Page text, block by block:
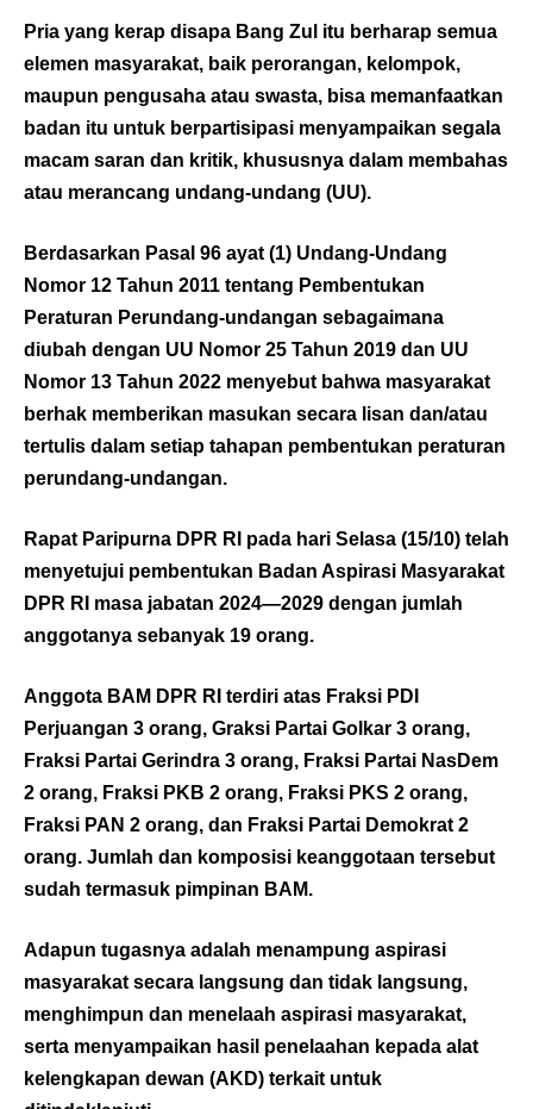
Pria yang kerap disapa Bang Zul itu berharap semua
elemen masyarakat, baik perorangan, kelompok,
maupun pengusaha atau swasta, bisa memanfaatkan
badan itu untuk berpartisipasi menyampaikan segala
macam saran dan kritik, khususnya dalam membahas
atau merancang undang-undang (UU).
Berdasarkan Pasal 96 ayat (1) Undang-Undang
Nomor 12 Tahun 2011 tentang Pembentukan
Peraturan Perundang-undangan sebagaimana
diubah dengan UU Nomor 25 Tahun 2019 dan UU
Nomor 13 Tahun 2022 menyebut bahwa masyarakat
berhak memberikan masukan secara lisan dan/atau
tertulis dalam setiap tahapan pembentukan peraturan
perundang-undangan.
Rapat Paripurna DPR RI pada hari Selasa (15/10) telah
menyetujui pembentukan Badan Aspirasi Masyarakat
DPR RI masa jabatan 2024—2029 dengan jumlah
anggotanya sebanyak 19 orang.
Anggota BAM DPR RI terdiri atas Fraksi PDI
Perjuangan 3 orang, Graksi Partai Golkar 3 orang,
Fraksi Partai Gerindra 3 orang, Fraksi Partai NasDem
2 orang, Fraksi PKB 2 orang, Fraksi PKS 2 orang,
Fraksi PAN 2 orang, dan Fraksi Partai Demokrat 2
orang. Jumlah dan komposisi keanggotaan tersebut
sudah termasuk pimpinan BAM.
Adapun tugasnya adalah menampung aspirasi
masyarakat secara langsung dan tidak langsung,
menghimpun dan menelaah aspirasi masyarakat,
serta menyampaikan hasil penelaahan kepada alat
kelengkapan dewan (AKD) terkait untuk